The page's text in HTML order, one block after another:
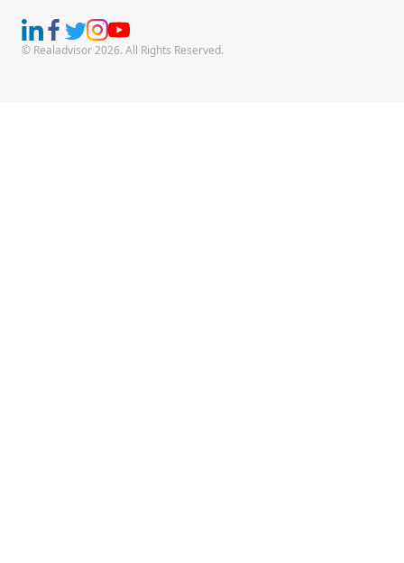
© Realadvisor 2026. All Rights Reserved.